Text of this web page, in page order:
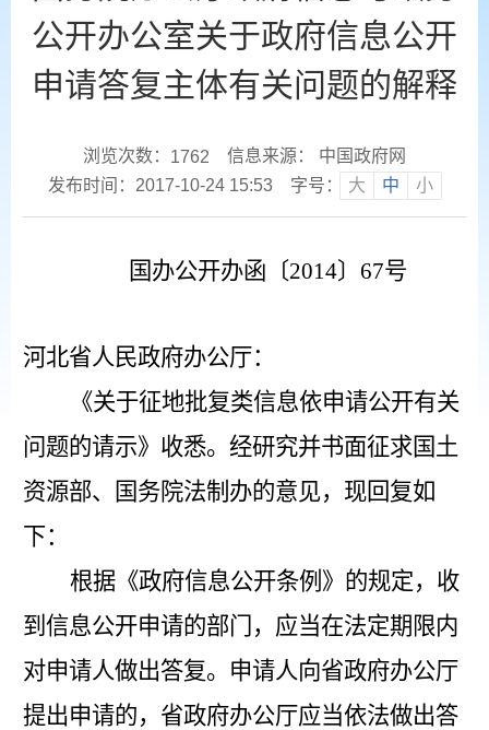
公开办公室关于政府信息公开
申请答复主体有关问题的解释
浏览次数： 1762
信息来源： 中国政府网
发布时间：2017-10-24 15:53
字号： 大 中 小
国办公开办函〔2014〕67号
河北省人民政府办公厅：
《关于征地批复类信息依申请公开有关
问题的请示》收悉。经研究并书面征求国土
资源部、国务院法制办的意见，现回复如
下：
根据《政府信息公开条例》的规定，收
到信息公开申请的部门，应当在法定期限内
对申请人做出答复。申请人向省政府办公厅
提出申请的，省政府办公厅应当依法做出答